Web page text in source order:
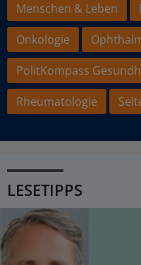
Menschen & Leben
Onkologie
PolitKompass
Rheumatologie
LESETIPPS